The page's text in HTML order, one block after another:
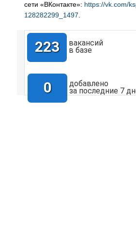
сети «ВКонтакте»: https://vk.com/
128282299_1497
223 вакансий
в базе
0 добавлено
за последние 7